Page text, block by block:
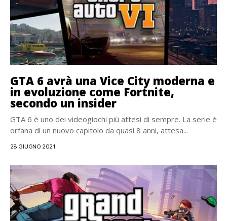
GTA 6 avrà una Vice City moderna e
in evoluzione come Fortnite,
secondo un insider
GTA 6 è uno dei videogiochi più attesi di sempre. La serie è
orfana di un nuovo capitolo da quasi 8 anni, attesa...
28 GIUGNO 2021